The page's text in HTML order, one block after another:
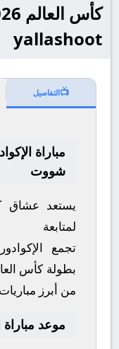
yallashoot
📺التفاصيل
مباراة
شووت
يستعد عشاق
تجمع الإكوادور
بطولة كأس العالم
من أبرز
موعد مباراة